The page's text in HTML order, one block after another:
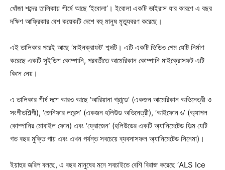
খোঁজা শব্দের তালিকায় শীর্ষে আছে ‘ইবোলা’। ইবোলা একটি ভাইরাস যার কারণে এ বছর
দক্ষিণ আফ্রিকার বেশ কয়েকটি দেশে বহু মানুষ মৃত্যুবরণ করেছে।
এই তালিকার পরেই আছে ‘মাইনক্রাফট’ শব্দটি। এটি একটি ভিডিও গেম যেটি নির্মাণ
করেছে একটি সুইডিশ কোম্পানি, পরবর্তীতে আমেরিকান কোম্পানি মাইক্রোসফট এটি
কিনে নেয়।
এ তালিকার শীর্ষ দশে আরও আছে ‘আরিয়ানা গ্রান্ডে’ (একজন আমেরিকান অভিনেত্রী ও
সংগীতশিল্পী), ‘জেনিফার লরেন্স’ (একজন হলিউড অভিনেত্রী), ‘আইফোন ৬’ (অ্যাপল
কোম্পানির মোবাইল ফোন) এবং ‘ফ্রোজেন’ (হলিউডের একটি অ্যানিমেটেড ফিল্ম যেটি
গত বছর মুক্তি পায় এবং এখন পর্যন্ত সবচেয়ে ব্যবসাসফল অ্যানিমেটেড সিনেমা)।
ইয়াহুর জরিপ বলছে, এ বছর মানুষের মনে সবচাইতে বেশি বিরাজ করেছে ‘ALS Ice